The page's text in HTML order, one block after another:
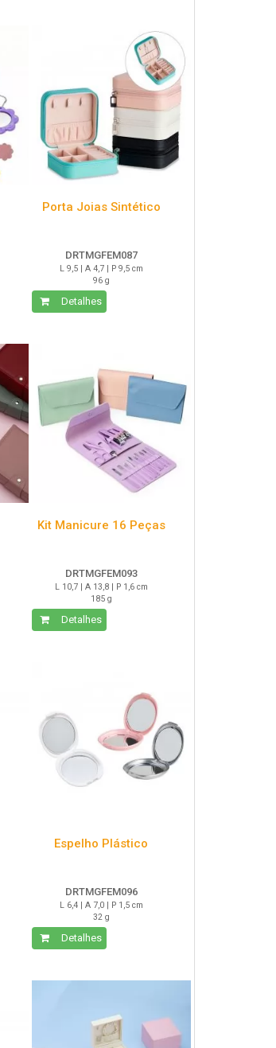
Porta Joias Sintético
DRTMGFEM087
L 9,5 | A 4,7 | P 9,5 cm
96 g
Detalhes
Kit Manicure 16 Peças
DRTMGFEM093
L 10,7 | A 13,8 | P 1,6 cm
185 g
Detalhes
Espelho Plástico
DRTMGFEM096
L 6,4 | A 7,0 | P 1,5 cm
32 g
Detalhes